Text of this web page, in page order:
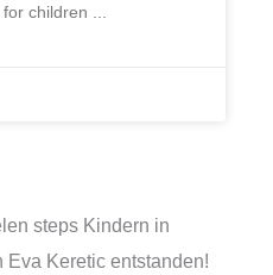
children
steps Kindern in
Eva Keretic entstanden!